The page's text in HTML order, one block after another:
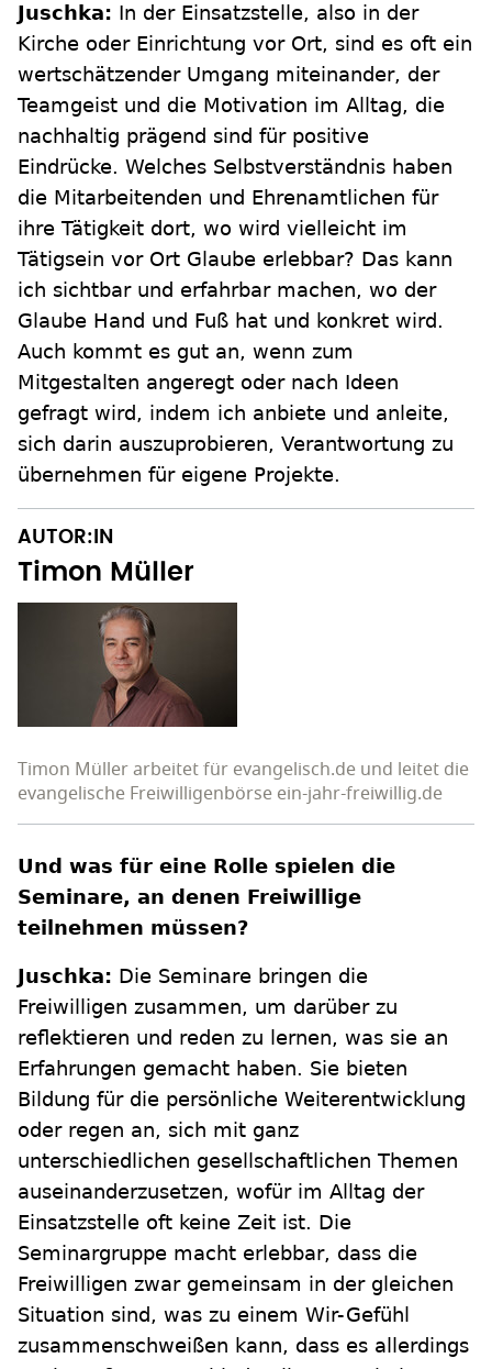
Juschka: In der Einsatzstelle, also in der
Kirche oder Einrichtung vor Ort, sind es oft ein
wertschätzender Umgang miteinander, der
Teamgeist und die Motivation im Alltag, die
nachhaltig prägend sind für positive
Eindrücke. Welches Selbstverständnis haben
die Mitarbeitenden und Ehrenamtlichen für
ihre Tätigkeit dort, wo wird vielleicht im
Tätigsein vor Ort Glaube erlebbar? Das kann
ich sichtbar und erfahrbar machen, wo der
Glaube Hand und Fuß hat und konkret wird.
Auch kommt es gut an, wenn zum
Mitgestalten angeregt oder nach Ideen
gefragt wird, indem ich anbiete und anleite,
sich darin auszuprobieren, Verantwortung zu
übernehmen für eigene Projekte.
AUTOR:IN
Timon Müller
Timon Müller arbeitet für evangelisch.de und leitet die
evangelische Freiwilligenbörse ein-jahr-freiwillig.de
Und was für eine Rolle spielen die
Seminare, an denen Freiwillige
teilnehmen müssen?
Juschka: Die Seminare bringen die
Freiwilligen zusammen, um darüber zu
reflektieren und reden zu lernen, was sie an
Erfahrungen gemacht haben. Sie bieten
Bildung für die persönliche Weiterentwicklung
oder regen an, sich mit ganz
unterschiedlichen gesellschaftlichen Themen
auseinanderzusetzen, wofür im Alltag der
Einsatzstelle oft keine Zeit ist. Die
Seminargruppe macht erlebbar, dass die
Freiwilligen zwar gemeinsam in der gleichen
Situation sind, was zu einem Wir-Gefühl
zusammenschweißen kann, dass es allerdings